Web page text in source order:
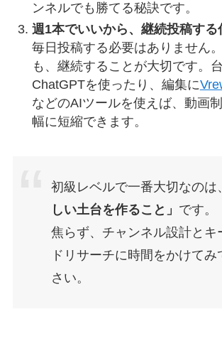
ンネルでも勝てる秘訣です。
週1本でいいから、継続投稿する
毎日投稿する必要はありません
も、継続することが大切です。
ChatGPTを使ったり、編集に
などのAIツールを使えば、動画
幅に短縮できます。
初級レベルで一番大切なのは、
しい土台を作ること」 です。
焦らず、チャンネル設計とキ
ドリサーチに時間をかけてみ
さい。